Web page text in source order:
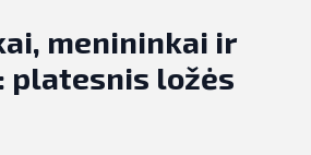
menininkai ir
platesnis ložės